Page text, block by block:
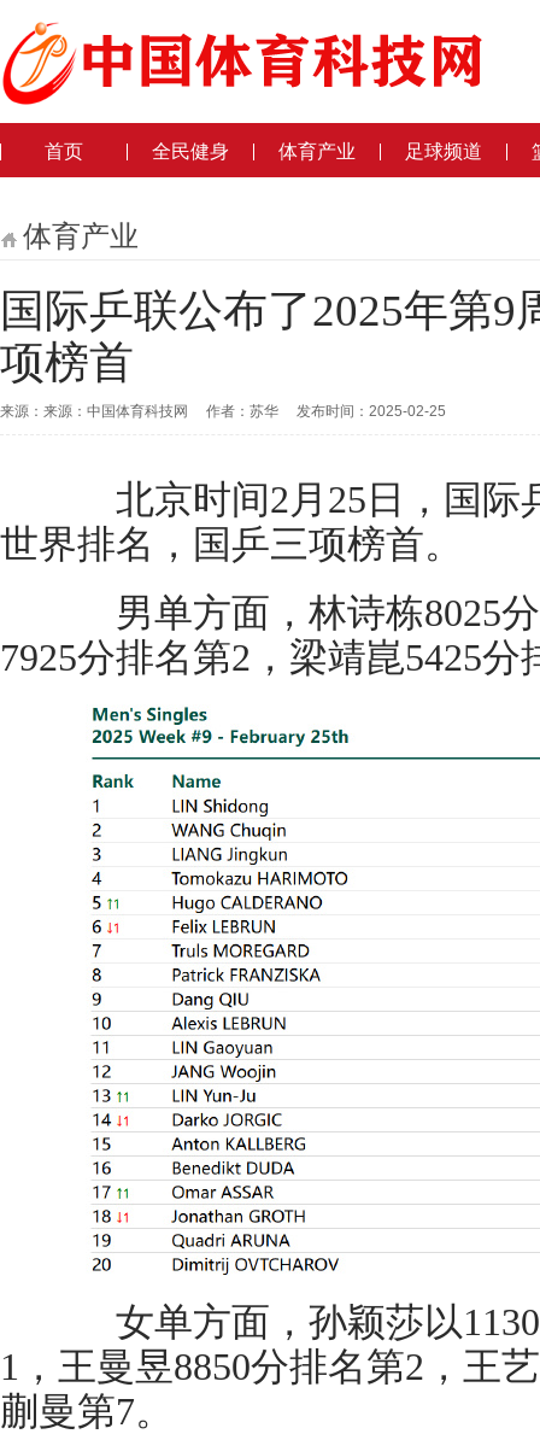
首页 全民健身 体育产业 足球频道
体育产业
国际乒联公布了2025年第
项榜首
来源：来源：中国体育科技网 作者：苏华 发布时间：2025-02-25
北京时间2月25日，国际
世界排名，国乒三项榜首。
男单方面，林诗栋8025分
7925分排名第2，梁靖崑5425
女单方面，孙颖莎以
1，王曼昱8850分排名第2，王
蒯曼第7。